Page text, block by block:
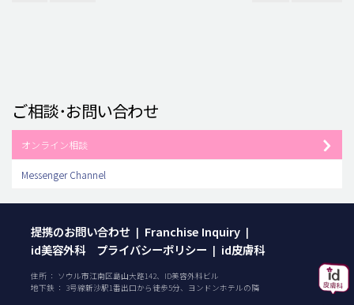
ご相談･お問い合わせ
オンライン相談
Messenger Channel
提携のお問い合わせ | Franchise Inquiry |
id美容外科 プライバシーポリシー | id皮膚科
住所 ： ソウル市江南区島山大路142、ID美容外科ビル
地下鉄 ： 3号線新沙駅1番出口から徒歩5分、ヨンドンホテルの隣